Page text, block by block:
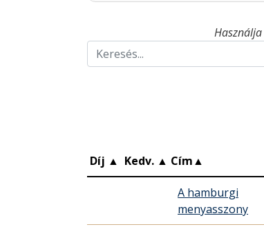
Díj ▲ Kedv. ▲ Cím▲
A hamburgi
menyasszony